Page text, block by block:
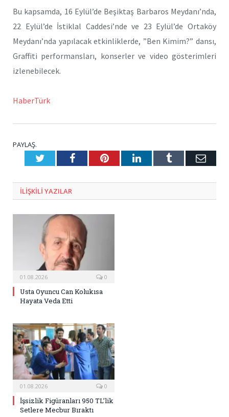
Bu kapsamda, 16 Eylül’de Beşiktaş Barbaros Meydanı’nda,
22 Eylül’de İstiklal Caddesi’nde ve 23 Eylül’de Ortaköy
Meydanı’nda yapılacak etkinliklerde, ”Ben Kimim?” dansı,
Graffiti performansları, konserler ve video gösterimleri
izlenebilecek.
HaberTürk
PAYLAŞ.
TwitterFacebookPinterestLinkedInTumblr E-
ILIŞKILI YAZILAR
01.08.2026 0
Usta Oyuncu Can Kolukısa
Hayata Veda Etti
01.08.2026 0
İşsizlik Figüranları 950 TL’lik
Setlere Mecbur Bıraktı